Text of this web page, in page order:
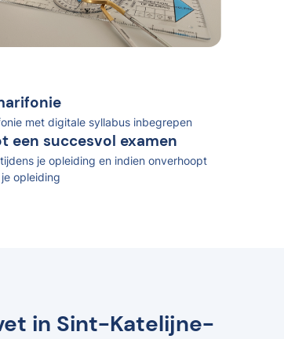
met digitale syllabus inbegrepen
een succesvol examen
je opleiding en indien onverhoopt
opleiding
in Sint-Katelijne-